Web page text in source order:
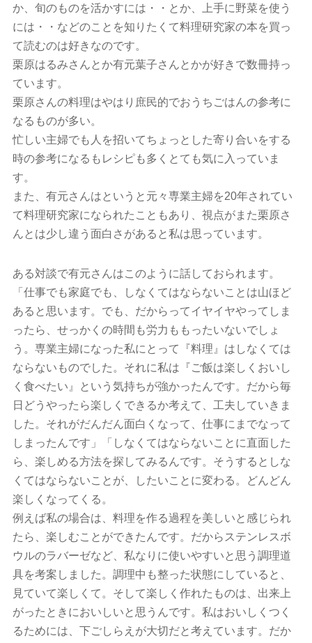
か、旬のものを活かすには・・とか、上手に野菜を使う
には・・などのことを知りたくて料理研究家の本を買っ
て読むのは好きなのです。
栗原はるみさんとか有元葉子さんとかが好きで数冊持っ
ています。
栗原さんの料理はやはり庶民的でおうちごはんの参考に
なるものが多い。
忙しい主婦でも人を招いてちょっとした寄り合いをする
時の参考になるもレシピも多くとても気に入っていま
す。
また、有元さんはというと元々専業主婦を20年されてい
て料理研究家になられたこともあり、視点がまた栗原さ
んとは少し違う面白さがあると私は思っています。
ある対談で有元さんはこのように話しておられます。
「仕事でも家庭でも、しなくてはならないことは山ほど
あると思います。でも、だからってイヤイヤやってしま
ったら、せっかくの時間も労力ももったいないでしょ
う。専業主婦になった私にとって『料理』はしなくては
ならないものでした。それに私は『ご飯は楽しくおいし
く食べたい』という気持ちが強かったんです。だから毎
日どうやったら楽しくできるか考えて、工夫していきま
した。それがだんだん面白くなって、仕事にまでなって
しまったんです」「しなくてはならないことに直面した
ら、楽しめる方法を探してみるんです。そうするとしな
くてはならないことが、したいことに変わる。どんどん
楽しくなってくる。
例えば私の場合は、料理を作る過程を美しいと感じられ
たら、楽しむことができたんです。だからステンレスボ
ウルのラバーゼなど、私なりに使いやすいと思う調理道
具を考案しました。調理中も整った状態にしていると、
見ていて楽しくて。そして楽しく作れたものは、出来上
がったときにおいしいと思うんです。私はおいしくつく
るためには、下ごしらえが大切だと考えています。だか